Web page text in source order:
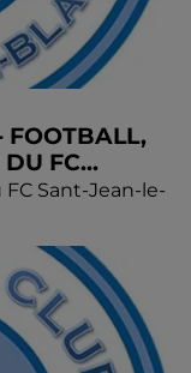
FOOTBALL,
FC...
Sant-Jean-le-